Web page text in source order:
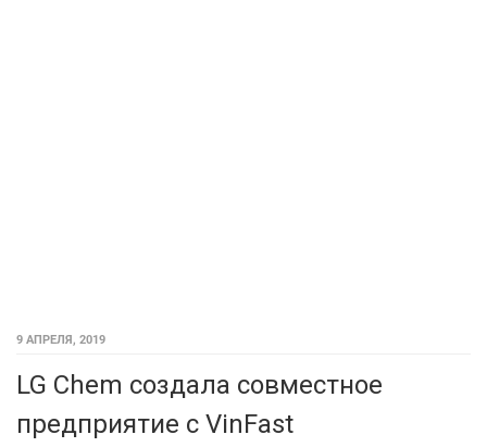
9 АПРЕЛЯ, 2019
LG Chem создала совместное
предприятие с VinFast